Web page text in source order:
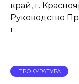
край, г.
Руководство
г.
ПРОКУРАТУРА